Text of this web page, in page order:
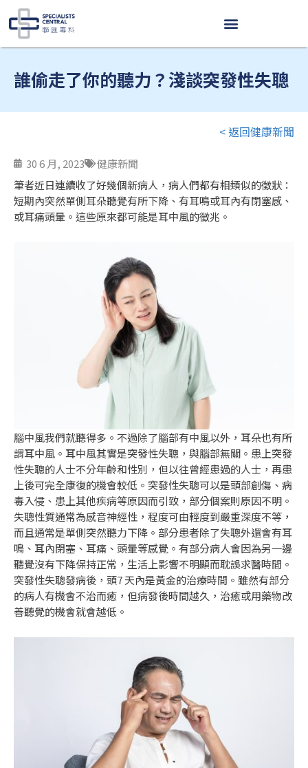
Skip
to
content
誰偷走了你的聽力？淺談突發性失聰
30 6 月, 2023 健康新聞
< 返回健康新聞
筆者近日連續收了好幾個新病人，病人們都有相類似的徵狀：
短期內突然單側耳朵聽覺有所下降、有耳鳴或耳內有閉塞感、
或耳痛頭暈。這些原來都可能是耳中風的徵兆。
腦中風我們就聽得多。不過除了腦部有中風以外，耳朵也有所
謂耳中風。耳中風其實是突發性失聰，與腦部無關。患上突發
性失聰的人士不分年齡和性別，但以往曾經患過的人士，再患
上後可完全康復的機會較低。突發性失聰可以是頭部創傷、病
毒入侵、患上其他疾病等原因而引致，部分個案則原因不明。
失聰性質通常為感音神經性，程度可由輕度到嚴重深度不等，
而且通常是單側突然聽力下降。部分患者除了失聰外還會有耳
鳴、耳內閉塞、耳痛、頭暈等感覺。有部分病人會因為另一邊
聽覺沒有下降保持正常，生活上影響不明顯而耽誤求醫時間。
突發性失聰發病後，頭7 天內是黃金的治療時間。雖然有部分
的病人有機會不治而癒，但病發後時間越久，治癒或用藥物改
善聽覺的機會就會越低。